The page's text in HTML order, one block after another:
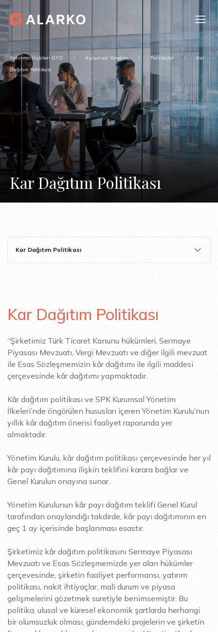
Yatırımcı İlişkileri GYO Kurumsal Yönetim Politikalar
Kar
Dağıtım Politikası
Kar Dağıtım Politikası
Kar Dağıtım Politikası
Kar Dağıtım Politikası
“Şirketimiz Türk Ticaret Kanunu hükümleri, Sermaye
Piyasası Mevzuatı, Vergi Mevzuatı ve diğer ilgili mevzuat
ile Esas Sözleşmemizin kâr dağıtımı ile ilgili maddesi
çerçevesinde kâr dağıtımı yapmaktadır.
Kâr dağıtım politikası ve SPK Kurumsal Yönetim
İlkeleri’nde öngörülen hususları içeren Yönetim Kurulu’nun
yıllık kâr dağıtım önerisi faaliyet raporunda yer
almaktadır.
Yönetim Kurulu, kâr dağıtım politikası çerçevesinde her yıl
kâr payı dağıtımına ilişkin teklifini karara bağlar ve
Genel Kurulun onayına sunar.
Yönetim Kurulunun kâr payı dağıtım teklifi Genel Kurul
tarafından onaylandığı takdirde, kâr payı dağıtımının en
geç 1 ay içerisinde başlanması esastır.
Şirketimiz kâr dağıtım politikasını Sermaye Piyasası
Mevzuatı ve Esas Sözleşmemizde yer alan hükümler
çerçevesinde, şirketin faaliyet performansı, yatırım
politikası, nakit ihtiyaçlar, mali durum ve piyasa
gelişmelerini gözetmek suretiyle benimsemiştir. Bu
politika, ulusal ve küresel ekonomik şartlarda herhangi
bir olumsuzluk olması, gündemdeki projelerin ve şirketin